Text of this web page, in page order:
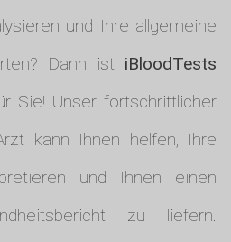
und Ihre allgemeine
Dann ist iBloodTests
Sie! Unser fortschrittlicher
kann Ihnen helfen, Ihre
und Ihnen einen
zu liefern.